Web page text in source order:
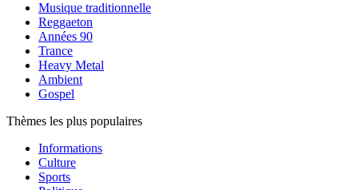
Musique traditionnelle
Reggaeton
Années 90
Trance
Heavy Metal
Ambient
Gospel
Thèmes les plus populaires
Informations
Culture
Sports